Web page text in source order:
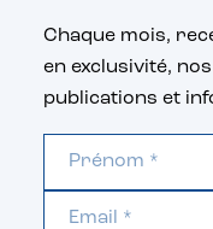
Chaque mois,
en exclusivité,
publications et